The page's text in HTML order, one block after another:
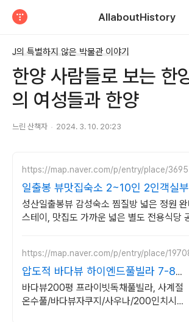
AllaboutHistory
J의 특별하지 않은 박물관 이야기
한양 사람들로 보는 한
의 여성들과 한양
느린 산책자 2024. 3. 10. 20:23
https://map.naver.com/p/entry/place/
일출봉 뷰맛집숙소 2~10인 2인객실
구성
성산일출봉뷰 감성숙소 찜질방 넓은 정원
스테이, 맛집도 가까운 넓은 별도 전용식당
https://map.naver.com/p/entry/place/
압도적 바다뷰 하이엔드풀빌라 7-8월
한정 수영장 포함
바다뷰200평 프라이빗독채풀빌라, 사계절
온수풀/바다뷰자쿠지/사우나/200인치시네